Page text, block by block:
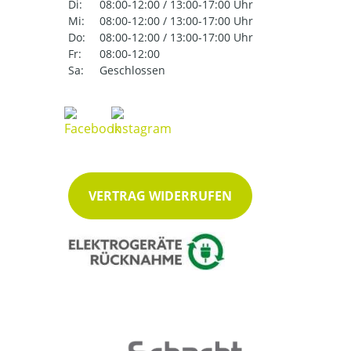
Di:
08:00-12:00 / 13:00-17:00 Uhr
Mi:
08:00-12:00 / 13:00-17:00 Uhr
Do:
08:00-12:00 / 13:00-17:00 Uhr
Fr:
08:00-12:00
Sa:
Geschlossen
VERTRAG WIDERRUFEN